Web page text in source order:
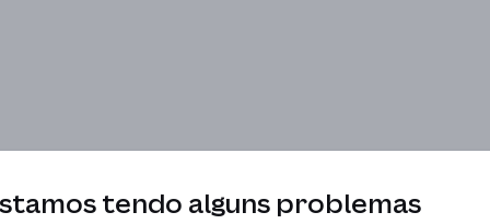
tendo alguns problemas